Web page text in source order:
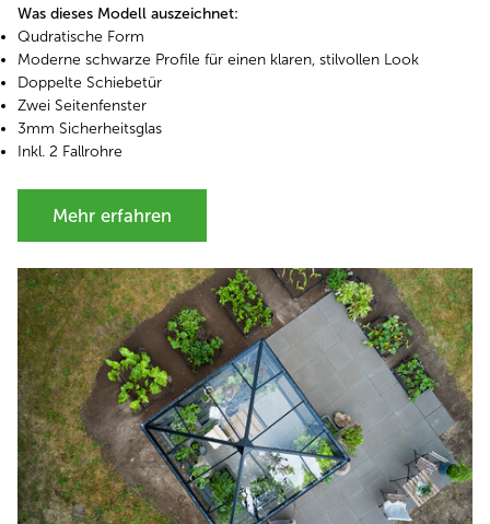
Was dieses Modell auszeichnet:
Qudratische Form
Moderne schwarze Profile für einen klaren, stilvollen Look
Doppelte Schiebetür
Zwei Seitenfenster
3mm Sicherheitsglas
Inkl. 2 Fallrohre
Mehr erfahren